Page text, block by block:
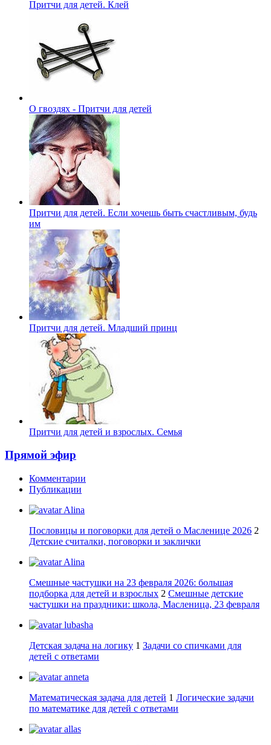
Притчи для детей. Клей
О гвоздях - Притчи для детей
Притчи для детей. Если хочешь быть счастливым, будь
им
Притчи для детей. Младший принц
Притчи для детей и взрослых. Семья
Прямой эфир
Комментарии
Публикации
Alina
Пословицы и поговорки для детей о Масленице 2026 2
Детские считалки, поговорки и заклички
Alina
Смешные частушки на 23 февраля 2026: большая
подборка для детей и взрослых 2 Смешные детские
частушки на праздники: школа, Масленица, 23 февраля
lubasha
Детская задача на логику 1 Задачи со спичками для
детей с ответами
anneta
Математическая задача для детей 1 Логические задачи
по математике для детей с ответами
allas